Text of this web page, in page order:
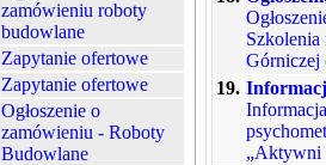
zamówieniu roboty
budowlane
Zapytanie ofertowe
Zapytanie ofertowe
Ogłoszenie o
zamówieniu - Roboty
Budowlane
Górniczej
19.
„Aktywni